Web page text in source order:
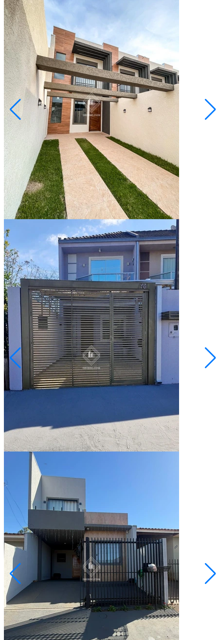
Oficinas
R$ 459.000,00
Sobrado 3 quartos - Oficinas
Ponta Grossa/PR
2073183.001
3 Quartos
1Suíte
118,00Área Privativa (m²)
Conversar no WhatsApp
Contorno
R$ 280.000,00
Sobrado - Jardim Canaan
Ponta Grossa/PR
70,00Área Privativa (m²)
Conversar no WhatsApp
Uvaranas
R$ 260.000,00
Sobrado - Bairro Cachoeira
Ponta Grossa/PR
2073156.001